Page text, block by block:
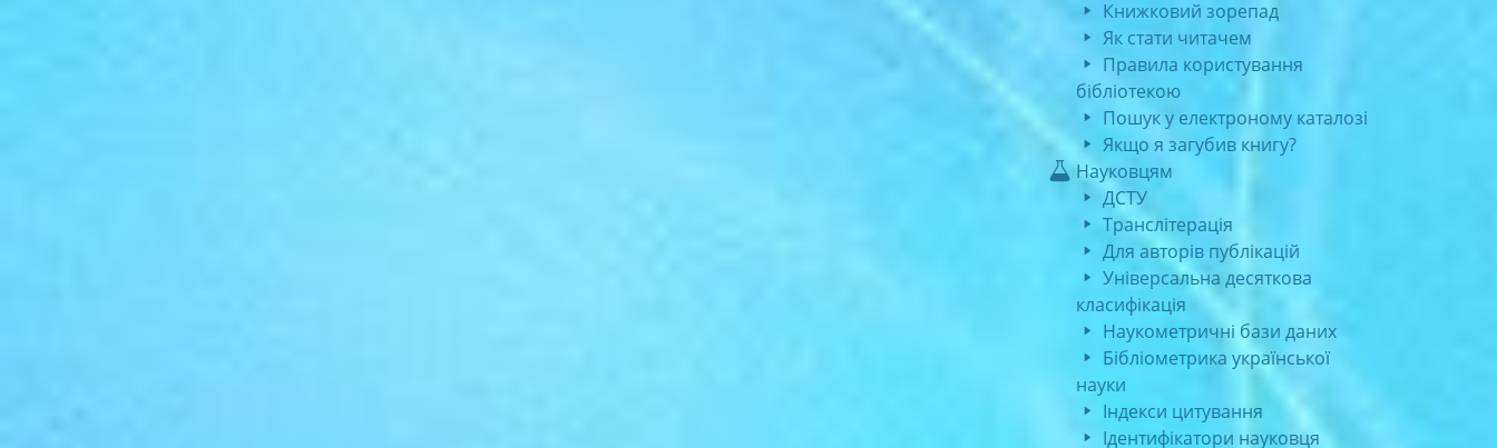
Книжковий зорепад
Як стати читачем
Правила користування
бібліотекою
Пошук у електроному каталозі
Якщо я загубив книгу?
Науковцям
ДСТУ
Транслітерація
Для авторів публікацій
Універсальна десяткова
класифікація
Наукометричні бази даних
Бібліометрика української
науки
Індекси цитування
Ідентифікатори науковця